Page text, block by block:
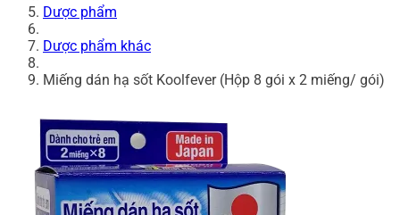
Dược phẩm
Dược phẩm khác
Miếng dán hạ sốt Koolfever (Hộp 8 gói x 2 miếng/ gói)